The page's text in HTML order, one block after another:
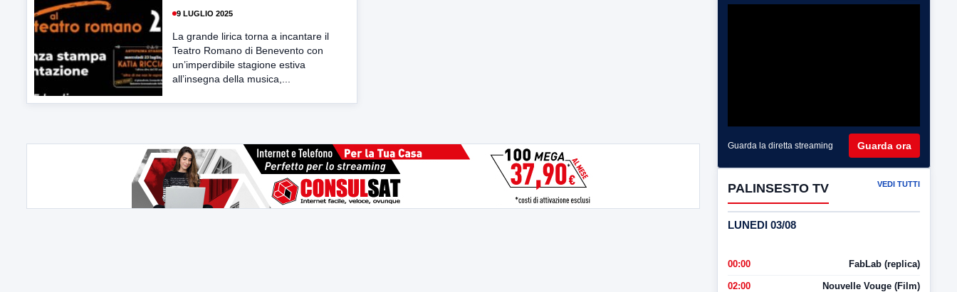
9 LUGLIO 2025
La grande lirica torna a incantare il
Teatro Romano di Benevento con
un’imperdibile stagione estiva
all’insegna della musica,...
Guarda la diretta streaming Guarda ora
PALINSESTO TV VEDI TUTTI
LUNEDI 03/08
00:00 FabLab (replica)
02:00 Nouvelle Vouge (Film)